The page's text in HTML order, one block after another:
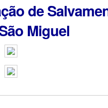
de
Miguel